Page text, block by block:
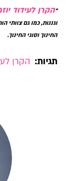
"הקרן לעידוד
וגננות, כמו גם צוותי
החינוך וסוגי החינוך.
תגיות: הקרן